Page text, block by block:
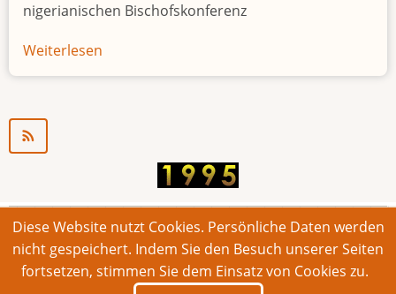
nigerianischen Bischofskonferenz
Weiterlesen
Jugendarbeitslosigkeit
© 2026 Bonner Aufruf. Alle Rechte vorbehalten.
Footer
Impressum Kontakt Intern
Diese Website nutzt Cookies. Persönliche Daten werden
nicht gespeichert. Indem Sie den Besuch unserer Seiten
fortsetzen, stimmen Sie dem Einsatz von Cookies zu.